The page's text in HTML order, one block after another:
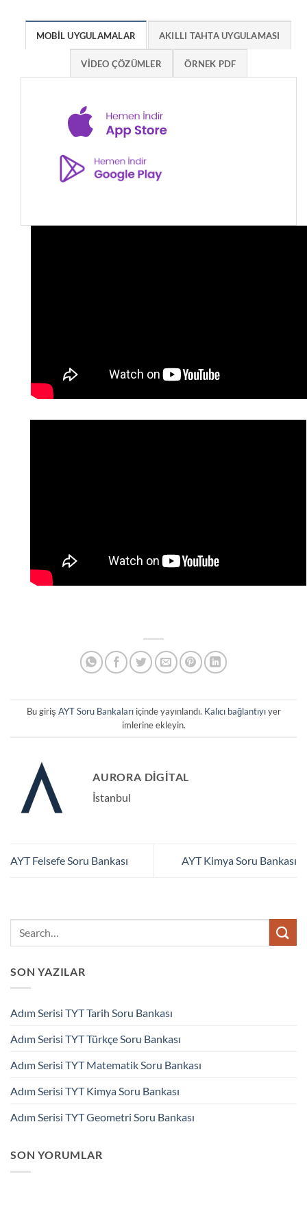
MOBİL UYGULAMALAR AKILLI TAHTA UYGULAMASI
VİDEO ÇÖZÜMLER ÖRNEK PDF
Bu giriş AYT Soru Bankalarıiçinde yayınlandı. Kalıcı bağlantıyıyer
imlerine ekleyin.
AURORA DIGITAL
İstanbul
AYT Felsefe Soru Bankası AYT Kimya Soru Bankası
SON YAZILAR
Adım Serisi TYT Tarih Soru Bankası
Adım Serisi TYT Türkçe Soru Bankası
Adım Serisi TYT Matematik Soru Bankası
Adım Serisi TYT Kimya Soru Bankası
Adım Serisi TYT Geometri Soru Bankası
SON YORUMLAR